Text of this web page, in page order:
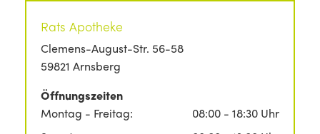
Rats Apotheke
Clemens-August-Str. 56-58
59821 Arnsberg
Öffnungszeiten
Montag - Freitag:
08:00 - 18:30 Uhr